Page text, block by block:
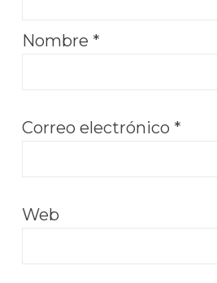
Nombre *
Correo electrónico *
Web